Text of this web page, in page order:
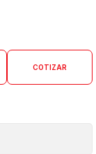
COTIZAR